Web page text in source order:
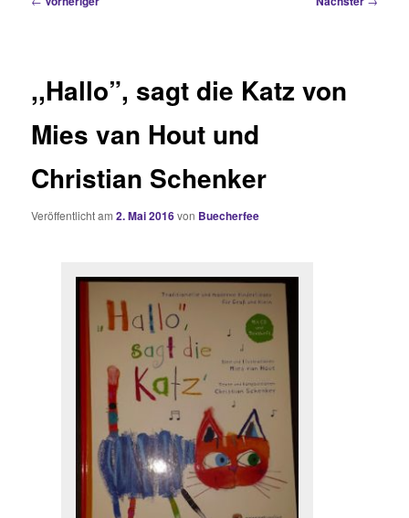
,,Hallo”, sagt die Katz von
Mies van Hout und
Christian Schenker
Veröffentlicht am2. Mai 2016von Buecherfee